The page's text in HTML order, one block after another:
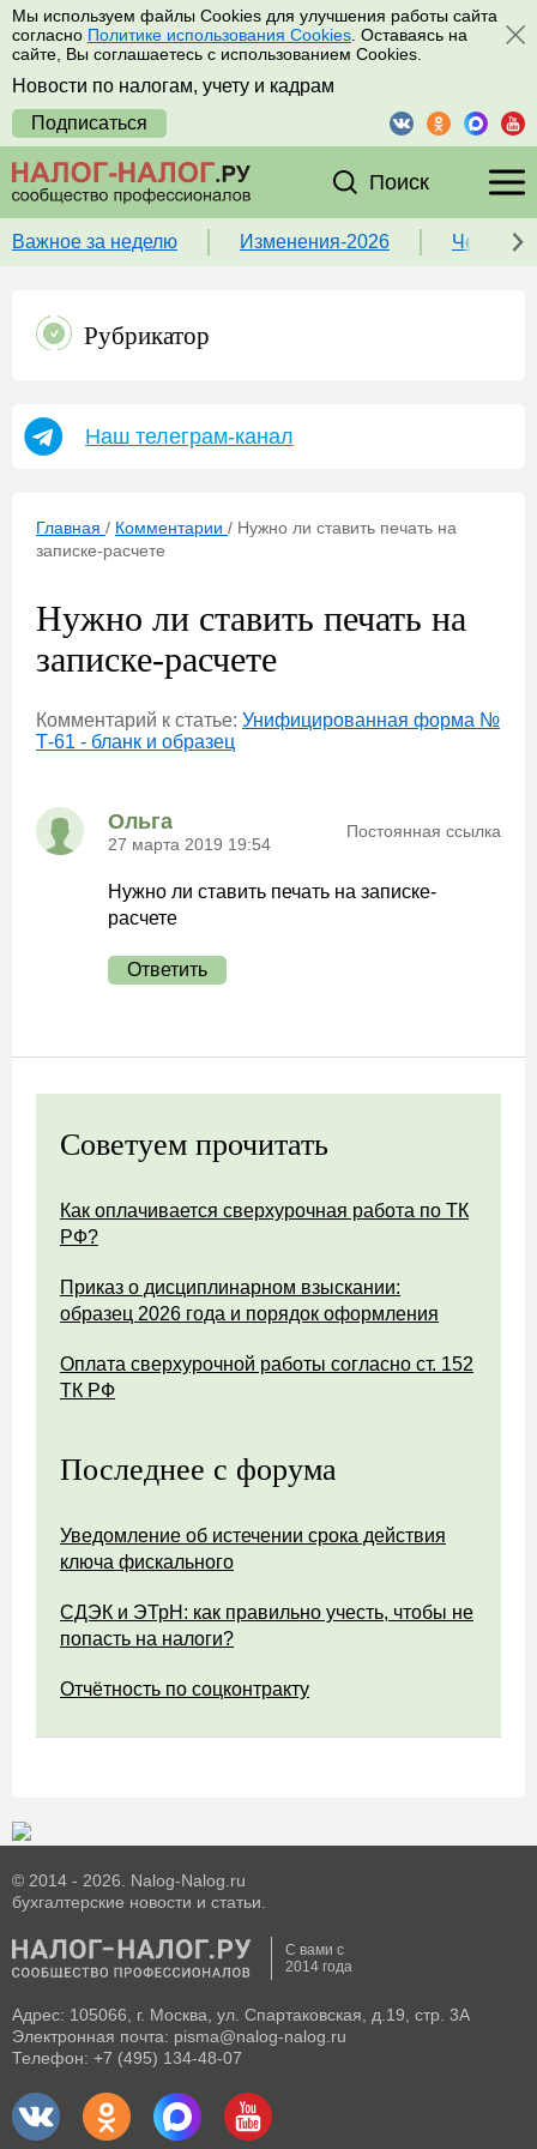
Мы используем файлы Cookies для улучшения работы сайта
согласно Политике использования Cookies . Оставаясь на
сайте, Вы соглашаетесь с использованием Cookies.
Новости по налогам, учету и кадрам
Подписаться
Поиск
Важное за неделю Изменения-2026 Чек-
Рубрикатор
Наш телеграм-канал
Главная / Комментарии / Нужно ли ставить печать на
записке-расчете
Нужно ли ставить печать на
записке-расчете
Комментарий к статье: Унифицированная форма №
Т-61 - бланк и образец
Ольга
27 марта 2019 19:54
Постоянная ссылка
Нужно ли ставить печать на записке-
расчете
Ответить
Советуем прочитать
Как оплачивается сверхурочная работа по ТК
РФ?
Приказ о дисциплинарном взыскании:
образец 2026 года и порядок оформления
Оплата сверхурочной работы согласно ст. 152
ТК РФ
Последнее с форума
Уведомление об истечении срока действия
ключа фискального
СДЭК и ЭТрН: как правильно учесть, чтобы не
попасть на налоги?
Отчётность по соцконтракту
© 2014 - 2026. Nalog-Nalog.ru
бухгалтерские новости и статьи.
С вами с
2014 года
Адрес: 105066, г. Москва, ул. Спартаковская, д.19, стр. 3А
Электронная почта: pisma@nalog-nalog.ru
Телефон: +7 (495) 134-48-07